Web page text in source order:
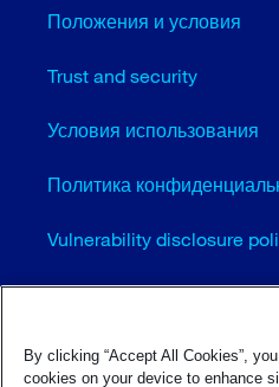
Положения и условия
Trust and security
Условия использования
Политика
Vulnerability disclosure
Cookie settings (EN)
Карта сайта
By clicking “Accept All Cookies”,
cookies on your device to enhance